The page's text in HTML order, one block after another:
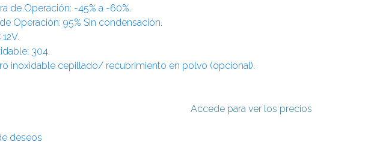
de Operación: -45% a -60%.
Operación: 95% Sin condensación.
304.
inoxidable cepillado/ recubrimiento en polvo (opcional).
Accede para ver los precios
deseos